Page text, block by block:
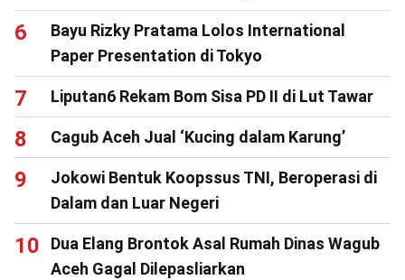
Bayu Rizky Pratama Lolos International
Paper Presentation di Tokyo
Liputan6 Rekam Bom Sisa PD II di Lut Tawar
Cagub Aceh Jual ‘Kucing dalam Karung’
Jokowi Bentuk Koopssus TNI, Beroperasi di
Dalam dan Luar Negeri
Dua Elang Brontok Asal Rumah Dinas Wagub
Aceh Gagal Dilepasliarkan